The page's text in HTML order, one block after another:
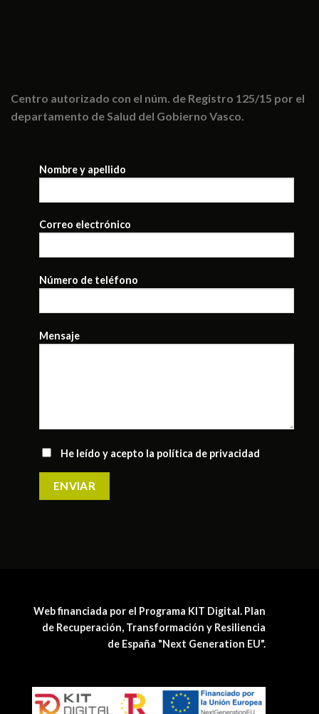
Centro autorizado con el núm. de Registro 125/15 por el
departamento de Salud del Gobierno Vasco.
Nombre y apellido
Correo electrónico
Número de teléfono
Mensaje
He leído y acepto la política de privacidad
Web financiada por el Programa KIT Digital. Plan
de Recuperación, Transformación y Resiliencia
de España "Next Generation EU".